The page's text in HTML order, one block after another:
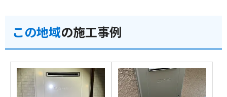
換
の交換
この地域の施工事例